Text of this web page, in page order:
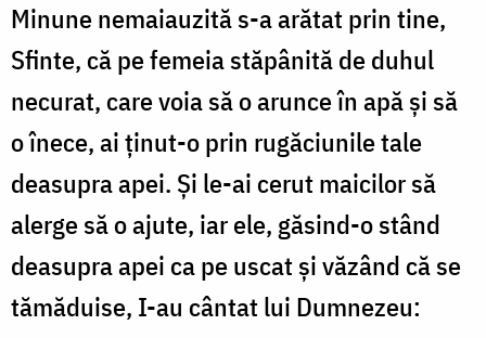
Minune nemaiauzită s-a arătat prin tine,
Sfinte, că pe femeia stăpânită de duhul
necurat, care voia să o arunce în apă şi să
o înece, ai ţinut-o prin rugăciunile tale
deasupra apei. Şi le-ai cerut maicilor să
alerge să o ajute, iar ele, găsind-o stând
deasupra apei ca pe uscat şi văzând că se
tămăduise, I-au cântat lui Dumnezeu: